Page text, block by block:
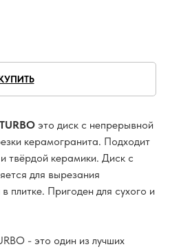
это диск с непрерывной
керамогранита. Подходит
твёрдой керамики. Диск с
для вырезания
плитке. Пригоден для сухого и
- это один из лучших